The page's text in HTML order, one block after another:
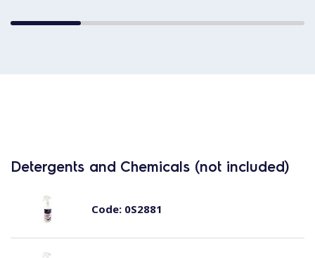
Detergents and Chemicals (not included)
Code:0S2881